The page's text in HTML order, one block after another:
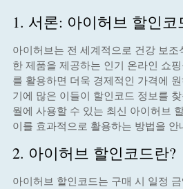
1. 서론: 아이허브 할인코
아이허브는 전 세계적으로 건강 보
한 제품을 제공하는 인기 온라인 쇼
를 활용하면 더욱 경제적인 가격에
기에 많은 이들이 할인코드 정보를
월에 사용할 수 있는 최신 아이허브
이를 효과적으로 활용하는 방법을 안
2. 아이허브 할인코드란?
아이허브 할인코드는 구매 시 일정